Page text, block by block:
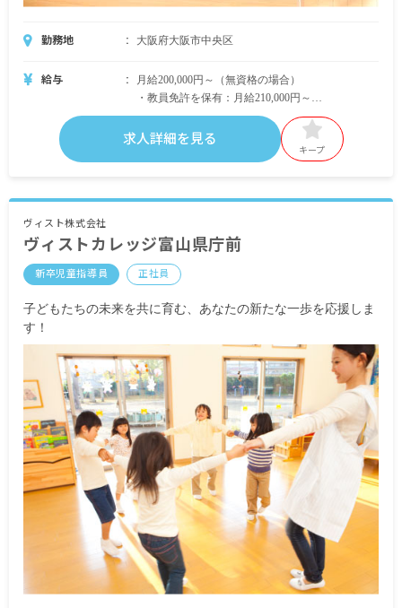
勤務地 大阪府大阪市中央区
給与
月給200,000円～（無資格の場合）
・教員免許を保有：月給210,000円～
・保育士資格を保有：月給240,000円～
・その他の資格保有：月給205,000円～210,000円よ
※月給には固定残業代 10時間分として13,000円
交通費（1カ月分の定期券代を支給、上限あり）
昇給年1回（教室の実績により支給）
※ベースアップ・賞与は、配属先教室の売上に応
じて処遇改善手当を基に人事評価分配します。
＜モデル年収例＞
入社1年目／3,120,000円＋賞与0.5カ月程度（前年
実績）
入社3年目／3,200,000円＋賞与1.5カ月程度（前年
実績）
経験5年以上／3,360,000円～（月給280,000円～
300,000円）可能＋賞与
※試用期間6カ月／同条件
求人詳細を見る
キープ
ヴィスト株式会社
ヴィストカレッジ富山県庁前
新卒児童指導員 正社員
子どもたちの未来を共に育む、あなたの新たな一歩を応援しま
す！